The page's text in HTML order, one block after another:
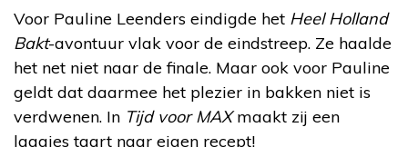
Voor Pauline Leenders eindigde het Heel Holland
Bakt-avontuur vlak voor de eindstreep. Ze haalde
het net niet naar de finale. Maar ook voor Pauline
geldt dat daarmee het plezier in bakken niet is
verdwenen. In Tijd voor MAXmaakt zij een
laagjes taart naar eigen recept!